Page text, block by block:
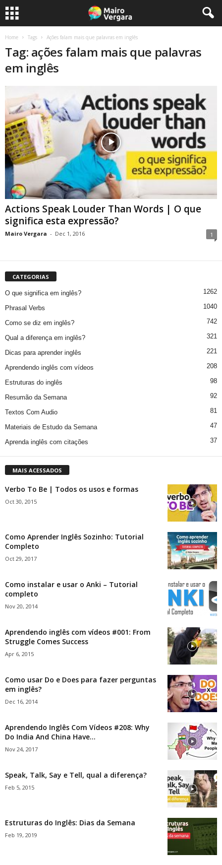
Home Tags Ações falam mais que palavras em inglês
Tag: ações falam mais que palavras
em inglês
Actions Speak Louder Than Words | O que
significa esta expressão?
Mairo Vergara - Dec 1, 2016 1
CATEGORIAS
O que significa em inglês? 1262
Phrasal Verbs 1040
Como se diz em inglês? 742
Qual a diferença em inglês? 321
Dicas para aprender inglês 221
Aprendendo inglês com vídeos 208
Estruturas do inglês 98
Resumão da Semana 92
Textos Com Audio 81
Materiais de Estudo da Semana 47
Aprenda inglês com citações 37
MAIS ACESSADOS
Verbo To Be | Todos os usos e formas
Oct 30, 2015
Como Aprender Inglês Sozinho: Tutorial
Completo
Oct 29, 2017
Como instalar e usar o Anki – Tutorial
completo
Nov 20, 2014
Aprendendo inglês com vídeos #001: From
Struggle Comes Success
Apr 6, 2015
Como usar Do e Does para fazer perguntas
em inglês?
Dec 16, 2014
Aprendendo Inglês Com Vídeos #208: Why
Do India And China Have...
Nov 24, 2017
Speak, Talk, Say e Tell, qual a diferença?
Feb 5, 2015
Estruturas do Inglês: Dias da Semana
Feb 19, 2019